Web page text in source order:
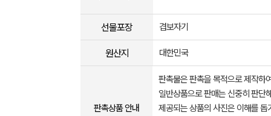
선물포장 겹보자기
원산지 대한민국
판촉상품 안내
판촉물은 판촉을 목적으로 제작하
일반상품으로 판매는 신중히 판단
제공되는 상품의 사진은 이해를